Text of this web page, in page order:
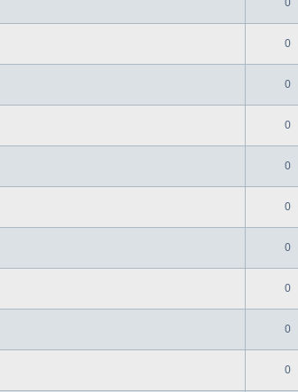
0
0
0
0
0
0
0
0
0